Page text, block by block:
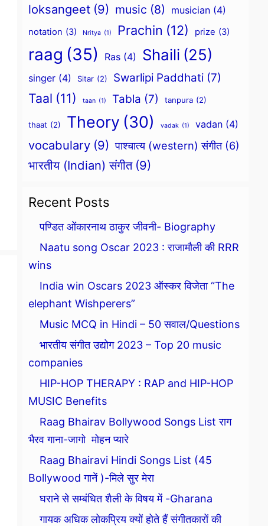
loksangeet (9) music (8) musician (4)
notation (3) Nritya (1) Prachin (12) prize (3)
raag (35) Ras (4) Shaili (25)
singer (4) Sitar (2) Swarlipi Paddhati (7)
Taal (11) taan (1) Tabla (7) tanpura (2)
thaat (2) Theory (30) vadak (1) vadan (4)
vocabulary (9) पाश्चात्य (western) संगीत (6)
भारतीय (Indian) संगीत (9)
Recent Posts
पण्डित ओंकारनाथ ठाकुर जीवनी- Biography
Naatu song Oscar 2023 : राजामौली की RRR
wins
India win Oscars 2023 ऑस्कर विजेता “The
elephant Wishperers”
Music MCQ in Hindi – 50 सवाल/Questions
भारतीय संगीत उद्योग 2023 – Top 20 music
companies
HIP-HOP THERAPY : RAP and HIP-HOP
MUSIC Benefits
Raag Bhairav Bollywood Songs List राग
भैरव गाना-जागो मोहन प्यारे
Raag Bhairavi Hindi Songs List (45
Bollywood गानें )-मिले सुर मेरा
घराने से सम्बंधित शैली के विषय में -Gharana
गायक अधिक लोकप्रिय क्यों होते हैं संगीतकारों की